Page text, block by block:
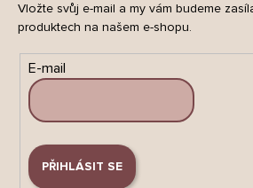
Vložte svůj e-mail a my vám budeme
produktech na našem e-shopu.
E-mail
PŘIHLÁSIT SE